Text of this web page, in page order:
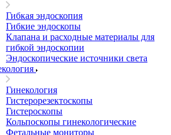
Гибкая эндоскопия
Гибкие эндоскопы
Клапана и расходные материалы для
гибкой эндоскопии
Эндоскопические источники света
Гинекология
Гистерорезектоскопы
Гистероскопы
Кольпоскопы гинекологические
Фетальные мониторы